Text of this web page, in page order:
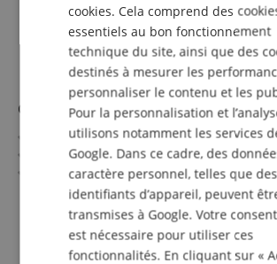
Cort CM30-R
2 canaux - Clean & Distortion
Égaliseur 3 bandes
Reverb
30 watts (RMS) de puissance
Haut-parleur Custom 10"
Fabriqué en Indonésie
afficher plus
incl. la
cookies. Cela comprend des
essentiels au bon fonctionnement
technique du site, ainsi que des
destinés à mesurer les
personnaliser le contenu et les
Pour la personnalisation et
utilisons notamment les services
Google. Dans ce cadre, des
caractère personnel, telles que des
identifiants d’appareil, peuvent
transmises à Google. Votre
est nécessaire pour utiliser ces
fonctionnalités. En cliquant sur «